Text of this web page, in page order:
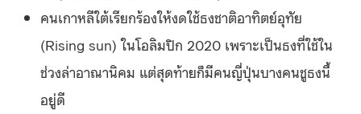
คนเกาหลีใต้เรียกร้องให้งดใช้ธงชาติอาทิตย์อุทัย
(Rising sun) ในโอลิมปิก 2020 เพราะเป็นธงที่ใช้ใน
ช่วงล่าอาณานิคม แต่สุดท้ายก็มีคนญี่ปุ่นบางคนชูธงนี้
อยู่ดี